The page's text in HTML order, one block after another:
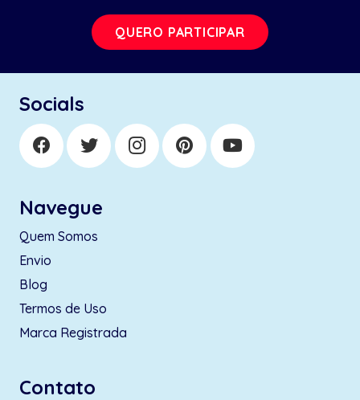
QUERO PARTICIPAR
Socials
Navegue
Quem Somos
Envio
Blog
Termos de Uso
Marca Registrada
Contato